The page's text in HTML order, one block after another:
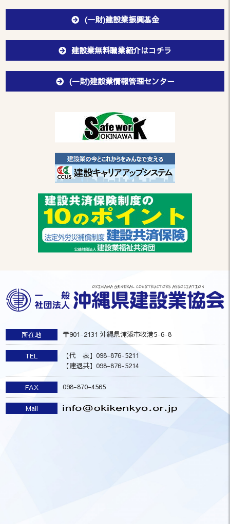
(一財)建設業振興基金
建設業無料職業紹介はコチラ
(一財)建設業情報管理センター
所在地 〒901-2131 沖縄県浦添市牧港5-6-8
TEL
【代 表】098-876-5211
【建退共】098-876-5214
FAX 098-870-4565
Mail